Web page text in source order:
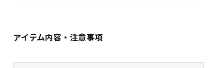
アイテム内容・注意事項